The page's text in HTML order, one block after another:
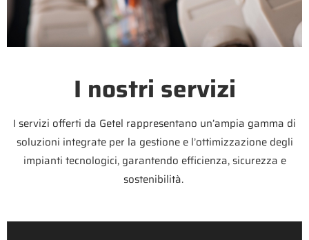
I nostri servizi
I servizi offerti da Getel rappresentano un’ampia gamma di
soluzioni integrate per la gestione e l’ottimizzazione degli
impianti tecnologici, garantendo efficienza, sicurezza e
sostenibilità.